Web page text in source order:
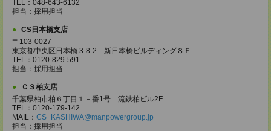
TEL：048-643-6132
担当：採用担当
CS日本橋支店
〒103-0027
東京都中央区日本橋 3-8-2 新日本橋ビルディング８Ｆ
TEL：0120-829-591
担当：採用担当
ＣＳ柏支店
千葉県柏市柏６丁目１－番1号 流鉄柏ビル2F
TEL：0120-179-142
MAIL： CS_KASHIWA@manpowergroup.jp
担当：採用担当